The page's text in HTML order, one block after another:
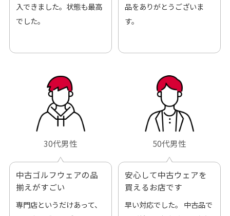
入できました。状態も最高
でした。
品をありがとうございま
す。
30代男性
中古ゴルフウェアの品
揃えがすごい
専門店というだけあって、
50代男性
安心して中古ウェアを
買えるお店です
早い対応でした。 中古品で